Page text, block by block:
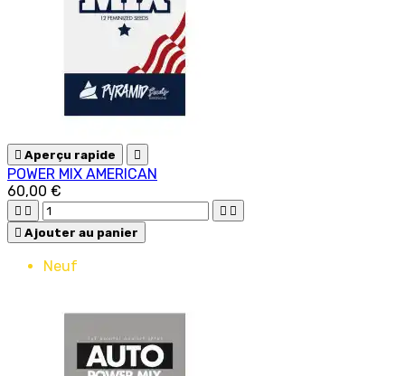
 Aperçu rapide 
POWER MIX AMERICAN
60,00 €
   
 Ajouter au panier
Neuf